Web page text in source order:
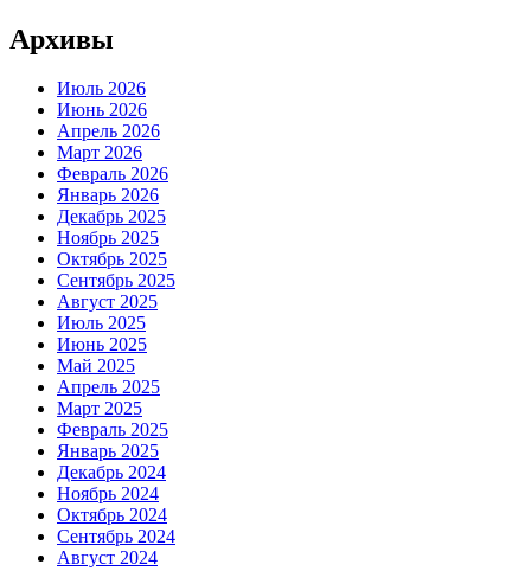
Архивы
Июль 2026
Июнь 2026
Апрель 2026
Март 2026
Февраль 2026
Январь 2026
Декабрь 2025
Ноябрь 2025
Октябрь 2025
Сентябрь 2025
Август 2025
Июль 2025
Июнь 2025
Май 2025
Апрель 2025
Март 2025
Февраль 2025
Январь 2025
Декабрь 2024
Ноябрь 2024
Октябрь 2024
Сентябрь 2024
Август 2024